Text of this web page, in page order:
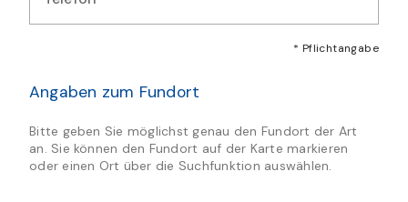
* Pflichtangabe
Angaben zum Fundort
Bitte geben Sie möglichst genau den Fundort der Art
an. Sie können den Fundort auf der Karte markieren
oder einen Ort über die Suchfunktion auswählen.